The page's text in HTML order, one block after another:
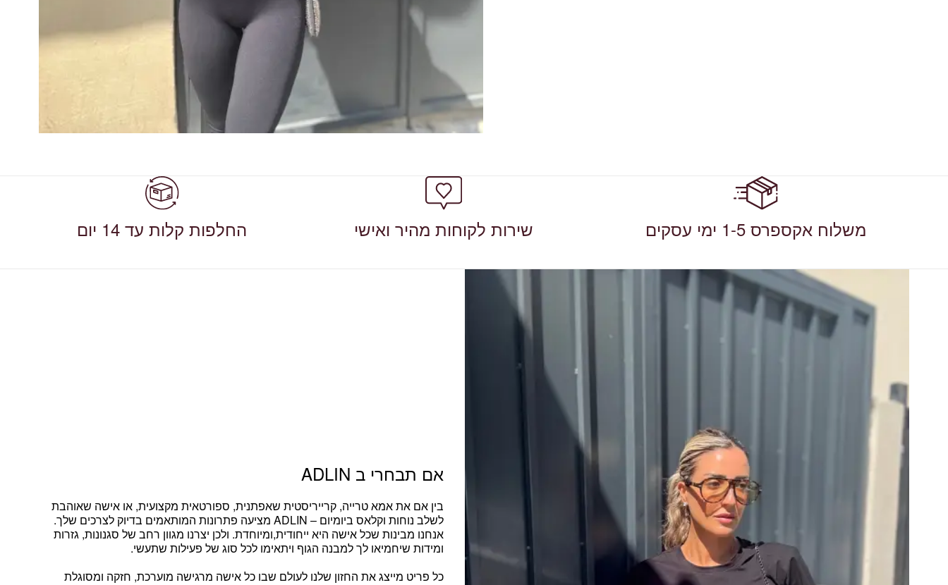
משלוח אקספרס 1-5 ימי עסקים שירות לקוחות מהיר ואישי החלפות קלות עד 14 יום
אם תבחרי ב ADLIN
בין אם אתאמא טרייה, קרייריסטית שאפתנית, ספורטאית מקצועית, או אישה שאוהבת
לשלב נוחות וקלאס ביומיום
– ADLIN מציעה פתרונות המותאמים בדיוק לצרכים שלך.
אנחנו מבינות שכל אישה היא ייחודית,ומיוחדת. ולכן יצרנו מגוון רחב של סגנונות, גזרות
ומידות שיחמיאו לך למבנה הגוף ויתאימו לכל סוג של פעילות שתעשי.
כל פריט מייצג את החזון שלנו לעולם שבו כל אישה מרגישה מוערכת, חזקה ומסוגלת